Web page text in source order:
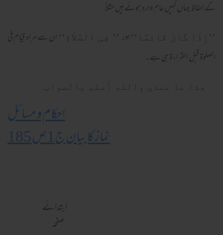
کے الفاظ جہاں کہیں عام وارد ہوئے ہیں مثلاً
’’إِذَا کَانَ قَائِمًا‘‘ اور ’’ فِی الصَّلاَةِ‘‘ ان سے مراد قیام فی
الصلوٰۃ قبل القراء ۃ ہی ہے۔
ھذا ما عندي والله أعلم بالصواب
احکام و مسائل
نماز کا بیان ج1ص 185
ابتدائے
صفحہ